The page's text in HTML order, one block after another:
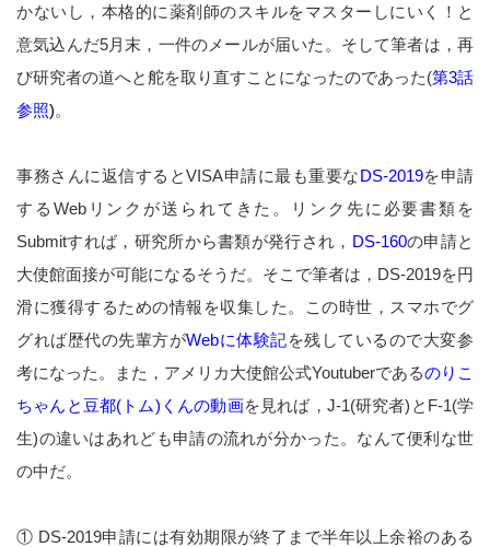
かないし，本格的に薬剤師のスキルをマスターしにいく！と
意気込んだ5月末，一件のメールが届いた。そして筆者は，再
び研究者の道へと舵を取り直すことになったのであった(第3話
参照)。
事務さんに返信するとVISA申請に最も重要なDS-2019を申請
するWebリンクが送られてきた。リンク先に必要書類を
Submitすれば，研究所から書類が発行され， DS-160の申請と
大使館面接が可能になるそうだ。そこで筆者は，DS-2019を円
滑に獲得するための情報を収集した。この時世，スマホでグ
グれば歴代の先輩方がWebに体験記を残しているので大変参
考になった。また，アメリカ大使館公式Youtuberであるのりこ
ちゃんと豆都(トム)くんの動画を見れば，J-1(研究者)とF-1(学
生)の違いはあれども申請の流れが分かった。なんて便利な世
の中だ。
① DS-2019申請には有効期限が終了まで半年以上余裕のある